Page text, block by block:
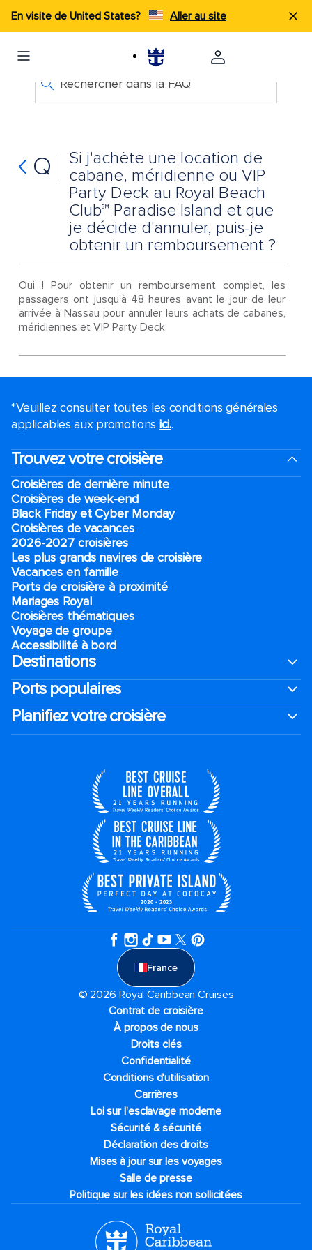
En visite de United States? Aller au site
Rechercher dans la FAQ
Q
Si j'achète une location de
cabane, méridienne ou VIP
Party Deck au Royal Beach
Club℠ Paradise Island et que
je décide d'annuler, puis-je
obtenir un remboursement ?
Oui ! Pour obtenir un remboursement complet, les
passagers ont jusqu'à 48 heures avant le jour de leur
arrivée à Nassau pour annuler leurs achats de cabanes,
méridiennes et VIP Party Deck.
*Veuillez consulter toutes les conditions générales
applicables aux promotions ici..
Trouvez votre croisière
Croisières de dernière minute
Croisières de week-end
Black Friday et Cyber Monday
Croisières de vacances
2026-2027 croisières
Les plus grands navires de croisière
Vacances en famille
Ports de croisière à proximité
Mariages Royal
Croisières thématiques
Voyage de groupe​
Accessibilité à bord​
Destinations
Ports populaires
Planifiez votre croisière
France
© 2026 Royal Caribbean Cruises
Contrat de croisière
À propos de nous
Droits clés
Confidentialité
Conditions d'utilisation
Carrières
Loi sur l'esclavage moderne
Sécurité & sécurité
Déclaration des droits
Mises à jour sur les voyages
Salle de presse
Politique sur les idées non sollicitées